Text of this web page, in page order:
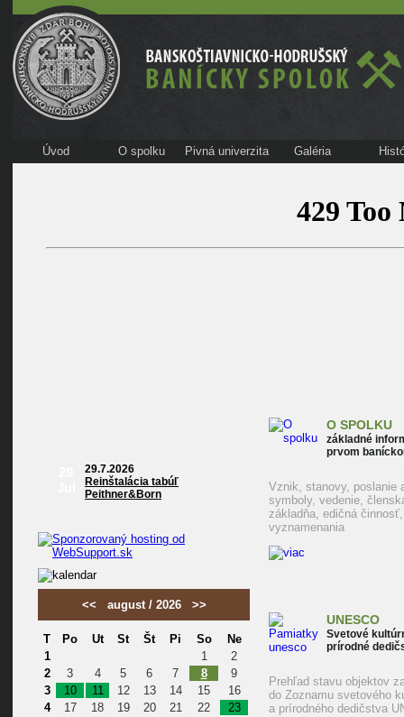
Úvod O spolku Pivná univerzita Galéria
29.7.2026
Reinštalácia tabúľ
Peithner&Born
<< august / 2026 >>
T Po Ut St Št Pi So
Ne
1
1
2
2
3 4 5 6 7 8
9
3
10 11 12 13 14 15
16
4
17 18 19 20 21 22
23
O SPOLKU
základné
prvom
Vznik, stanovy, poslanie
symboly, vedenie,
základňa, edičná činnosť,
vyznamenania
UNESCO
Svetové
prírodné
Prehľad stavu objektov
do Zoznamu svetového
a prírodného dedičstva